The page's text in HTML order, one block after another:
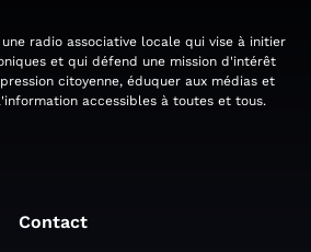
une radio associative locale qui vise à initier
et qui défend une mission d'intérêt
citoyenne, éduquer aux médias et
accessibles à toutes et tous.
Contact